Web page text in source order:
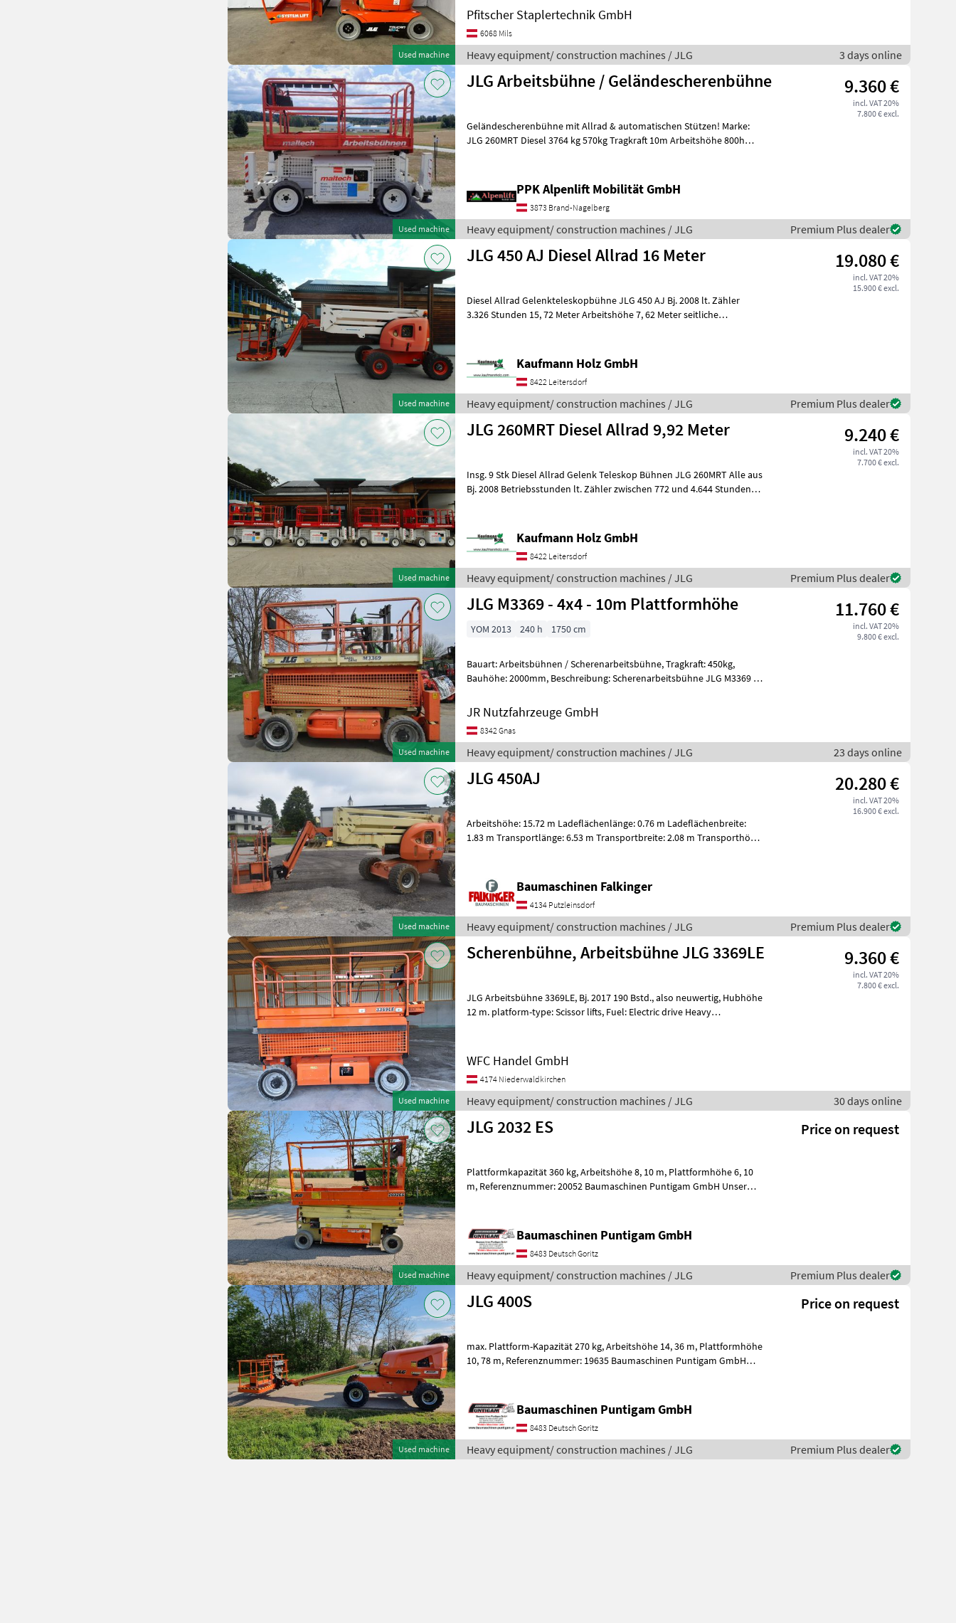
Used machine
Pfitscher Staplertechnik GmbH
6068 Mils
Heavy equipment/ construction machines / JLG 3 days online
Used machine
JLG Arbeitsbühne / Geländescherenbühne 9.360 €
incl. VAT 20%
7.800 € excl.
Geländescherenbühne mit Allrad & automatischen Stützen! Marke:
JLG 260MRT Diesel 3764 kg 570kg Tragkraft 10m Arbeitshöhe 800h
PPK Alpenlift Mobilität GmbH
3873 Brand-Nagelberg
Heavy equipment/ construction machines / JLG Premium Plus dealer
Used machine
JLG 450 AJ Diesel Allrad 16 Meter 19.080 €
incl. VAT 20%
15.900 € excl.
Diesel Allrad Gelenkteleskopbühne JLG 450 AJ Bj. 2008 lt. Zähler
3.326 Stunden 15, 72 Meter Arbeitshöhe 7, 62 Meter seitliche
Kaufmann Holz GmbH
8422 Leitersdorf
Heavy equipment/ construction machines / JLG Premium Plus dealer
Used machine
JLG 260MRT Diesel Allrad 9,92 Meter 9.240 €
incl. VAT 20%
7.700 € excl.
Insg. 9 Stk Diesel Allrad Gelenk Teleskop Bühnen JLG 260MRT Alle aus
Bj. 2008 Betriebsstunden lt. Zähler zwischen 772 und 4.644 Stunden
Kaufmann Holz GmbH
8422 Leitersdorf
Heavy equipment/ construction machines / JLG Premium Plus dealer
Used machine
JLG M3369 - 4x4 - 10m Plattformhöhe 11.760 €
incl. VAT 20%
9.800 € excl.
YOM 2013 240 h 1750 cm
Bauart: Arbeitsbühnen / Scherenarbeitsbühne, Tragkraft: 450kg,
Bauhöhe: 2000mm, Beschreibung: Scherenarbeitsbühne JLG M3369 - -
JR Nutzfahrzeuge GmbH
8342 Gnas
Heavy equipment/ construction machines / JLG 23 days online
Used machine
JLG 450AJ 20.280 €
incl. VAT 20%
16.900 € excl.
Arbeitshöhe: 15.72 m Ladeflächenlänge: 0.76 m Ladeflächenbreite:
1.83 m Transportlänge: 6.53 m Transportbreite: 2.08 m Transporthöhe:
Baumaschinen Falkinger
4134 Putzleinsdorf
Heavy equipment/ construction machines / JLG Premium Plus dealer
Used machine
Scherenbühne, Arbeitsbühne JLG 3369LE 9.360 €
incl. VAT 20%
7.800 € excl.
JLG Arbeitsbühne 3369LE, Bj. 2017 190 Bstd., also neuwertig, Hubhöhe
12 m. platform-type: Scissor lifts, Fuel: Electric drive Heavy
WFC Handel GmbH
4174 Niederwaldkirchen
Heavy equipment/ construction machines / JLG 30 days online
Used machine
JLG 2032 ES Price on request
Plattformkapazität 360 kg, Arbeitshöhe 8, 10 m, Plattformhöhe 6, 10
m, Referenznummer: 20052 Baumaschinen Puntigam GmbH Unser
Baumaschinen Puntigam GmbH
8483 Deutsch Goritz
Heavy equipment/ construction machines / JLG Premium Plus dealer
Used machine
JLG 400S Price on request
max. Plattform-Kapazität 270 kg, Arbeitshöhe 14, 36 m, Plattformhöhe
10, 78 m, Referenznummer: 19635 Baumaschinen Puntigam GmbH
Baumaschinen Puntigam GmbH
8483 Deutsch Goritz
Heavy equipment/ construction machines / JLG Premium Plus dealer